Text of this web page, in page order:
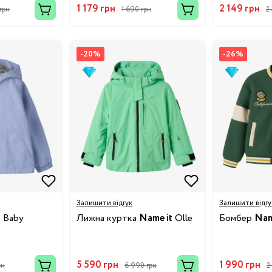
1 179 грн 1 690 грн 2 149 грн 2
Baby
-20%
Залишити відгук
Лижна куртка Name it Olle
5 590 грн 6 990 грн
-26%
Залишити
Бомбер
1 990 грн 2